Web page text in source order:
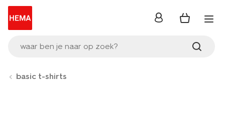
waar ben je naar op zoek?
inloggen
basic t-shirts